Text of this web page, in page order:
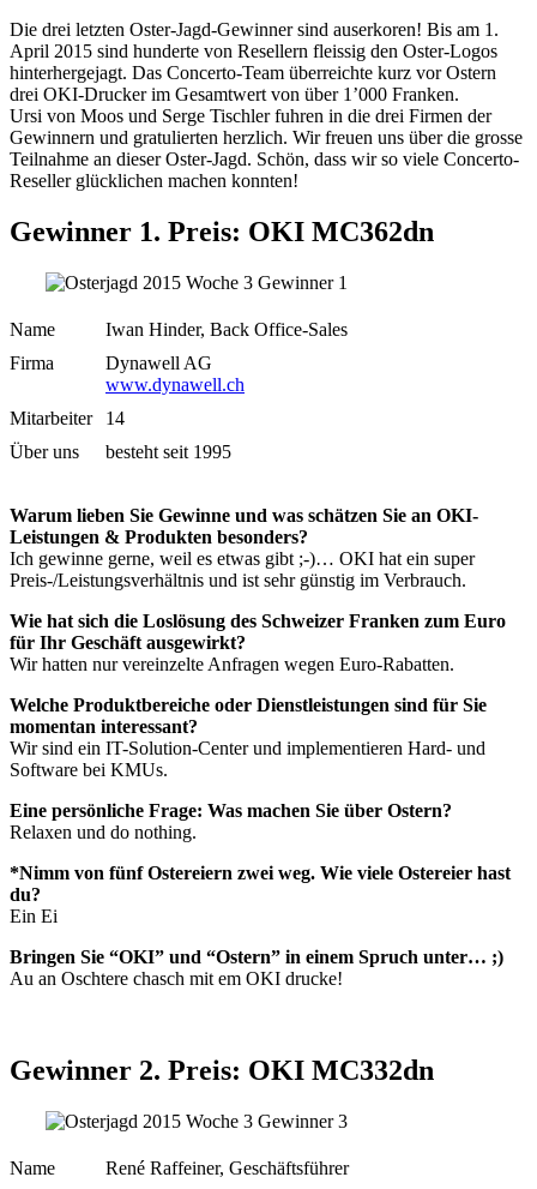
Die drei letzten Oster-Jagd-Gewinner sind auserkoren! Bis am 1.
April 2015 sind hunderte von Resellern fleissig den Oster-Logos
hinterhergejagt. Das Concerto-Team überreichte kurz vor Ostern
drei OKI-Drucker im Gesamtwert von über 1’000 Franken.
Ursi von Moos und Serge Tischler fuhren in die drei Firmen der
Gewinnern und gratulierten herzlich. Wir freuen uns über die grosse
Teilnahme an dieser Oster-Jagd. Schön, dass wir so viele Concerto-
Reseller glücklichen machen konnten!
Gewinner 1. Preis: OKI MC362dn
Name
Iwan Hinder, Back Office-Sales
Firma
Dynawell AG
www.dynawell.ch
Mitarbeiter
14
Über uns
besteht seit 1995
Warum lieben Sie Gewinne und was schätzen Sie an OKI-
Leistungen & Produkten besonders?
Ich gewinne gerne, weil es etwas gibt ;-)… OKI hat ein super
Preis-/Leistungsverhältnis und ist sehr günstig im Verbrauch.
Wie hat sich die Loslösung des Schweizer Franken zum Euro
für Ihr Geschäft ausgewirkt?
Wir hatten nur vereinzelte Anfragen wegen Euro-Rabatten.
Welche Produktbereiche oder Dienstleistungen sind für Sie
momentan interessant?
Wir sind ein IT-Solution-Center und implementieren Hard- und
Software bei KMUs.
Eine persönliche Frage: Was machen Sie über Ostern?
Relaxen und do nothing.
*Nimm von fünf Ostereiern zwei weg. Wie viele Ostereier hast
du?
Ein Ei
Bringen Sie “OKI” und “Ostern” in einem Spruch unter… ;)
Au an Oschtere chasch mit em OKI drucke!
Gewinner 2. Preis: OKI MC332dn
Name
René Raffeiner, Geschäftsführer